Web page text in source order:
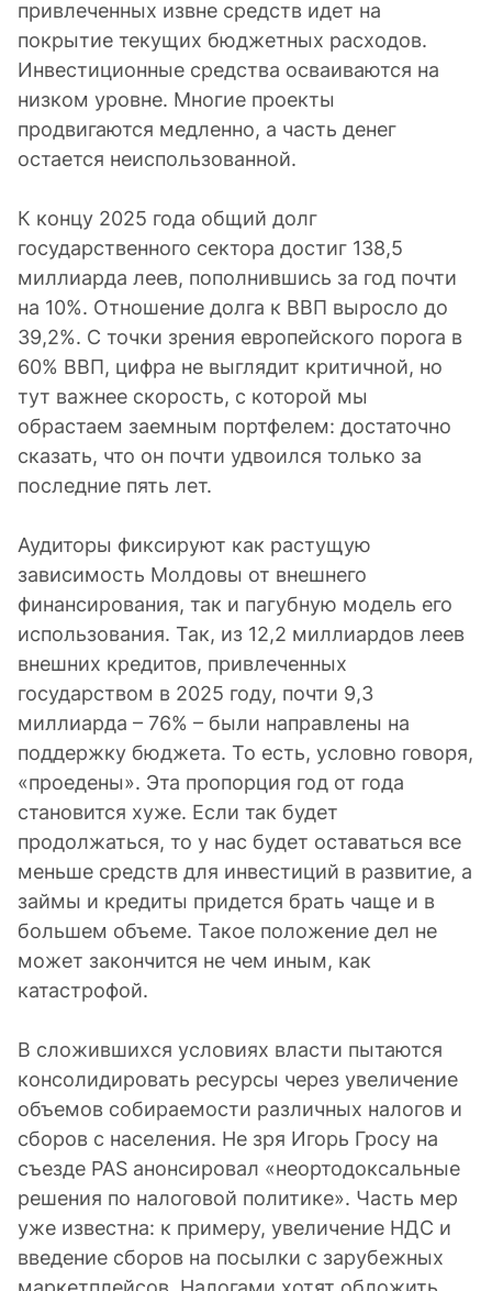
привлеченных извне средств идет на
покрытие текущих бюджетных расходов.
Инвестиционные средства осваиваются на
низком уровне. Многие проекты
продвигаются медленно, а часть денег
остается неиспользованной.
К концу 2025 года общий долг
государственного сектора достиг 138,5
миллиарда леев, пополнившись за год почти
на 10%. Отношение долга к ВВП выросло до
39,2%. С точки зрения европейского порога в
60% ВВП, цифра не выглядит критичной, но
тут важнее скорость, с которой мы
обрастаем заемным портфелем: достаточно
сказать, что он почти удвоился только за
последние пять лет.
Аудиторы фиксируют как растущую
зависимость Молдовы от внешнего
финансирования, так и пагубную модель его
использования. Так, из 12,2 миллиардов леев
внешних кредитов, привлеченных
государством в 2025 году, почти 9,3
миллиарда – 76% – были направлены на
поддержку бюджета. То есть, условно говоря,
«проедены». Эта пропорция год от года
становится хуже. Если так будет
продолжаться, то у нас будет оставаться все
меньше средств для инвестиций в развитие, а
займы и кредиты придется брать чаще и в
большем объеме. Такое положение дел не
может закончится не чем иным, как
катастрофой.
В сложившихся условиях власти пытаются
консолидировать ресурсы через увеличение
объемов собираемости различных налогов и
сборов с населения. Не зря Игорь Гросу на
съезде PAS анонсировал «неортодоксальные
решения по налоговой политике». Часть мер
уже известна: к примеру, увеличение НДС и
введение сборов на посылки с зарубежных